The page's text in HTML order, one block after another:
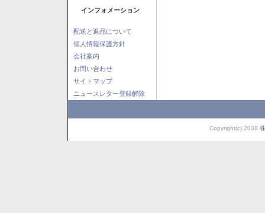
インフォメーション
配送と返品について
個人情報保護方針
会社案内
お問い合わせ
サイトマップ
ニュースレター登録解除
Copyright(c) 2008